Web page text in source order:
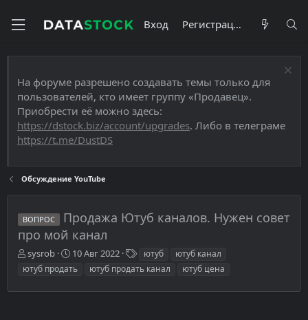
Вход Регистрация
На форуме разрешено создавать темы только для
пользователей, кто имеет группу «Продавец».
Приобрести её можно здесь:
https://dstock.biz/account/upgrades. Либо в телеграме
https://t.me/DustDS
Обсуждение YouTube
ВОПРОС
Продажа Ютуб каналов. Нужен совет
про мой канал
А
в
о
sysrob
Д
а
а
10 Авг 2022
е
и
ютуб
ютуб канал
ютуб продать
ютуб продать канал ютуб цена